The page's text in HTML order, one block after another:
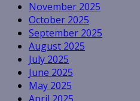
November 2025
October 2025
September 2025
August 2025
July 2025
June 2025
May 2025